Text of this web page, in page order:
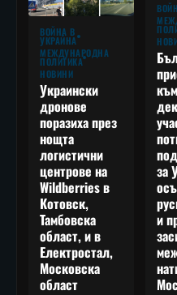
ВОЙНА В
УКРАЙНА
МЕЖДУНАРОДНА
ПОЛИТИКА
НОВИНИ
Украински
дронове
поразиха през
нощта
логистични
центрове на
Wildberries в
Котовск,
Тамбовска
област, и в
Електростал,
Московска
област
за
и